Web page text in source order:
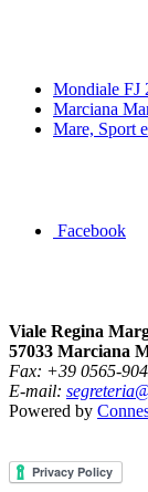
Mondiale FJ
Marciana
Mare, Sport
Facebook
Viale Regina
57033 Marciana
Fax: +39 0565-
E-mail:
Powered by